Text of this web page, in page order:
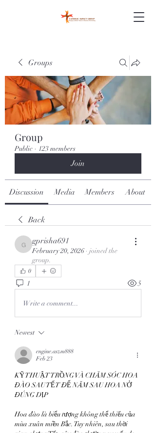
Groups
Group
Public · 123 members
Join
Discussion Media Members About
Back
gprisha691
gprisha691
February 20, 2026 · joined the
group.
0
1 5
Write a comment...
Newest
engine.aszm888
Feb 23
KỸ THUẬT TRỒNG VÀ CHĂM SÓC HOA
ĐÀO SAU TẾT ĐỂ NĂM SAU HOA NỞ
ĐÚNG DỊP
Hoa đào là biểu tượng không thể thiếu của
mùa xuân miền Bắc. Tuy nhiên, sau thời